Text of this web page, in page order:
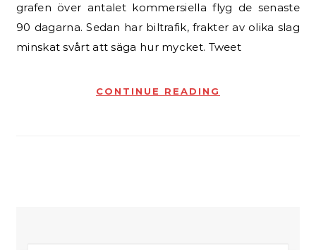
grafen över antalet kommersiella flyg de senaste
90 dagarna. Sedan har biltrafik, frakter av olika slag
minskat svårt att säga hur mycket. Tweet
CONTINUE READING